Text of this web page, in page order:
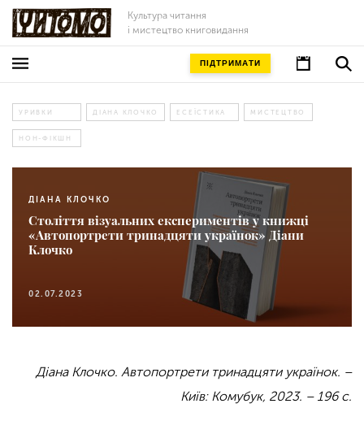
Культура читання
і мистецтво книговидання
ПІДТРИМАТИ
УРИВКИ ДІАНА КЛОЧКО ЕСЕЇСТИКА МИСТЕЦТВО
НОН-ФІКШН
ДІАНА КЛОЧКО
Століття візуальних експериментів у книжці
«Автопортрети тринадцяти українок» Діани
Клочко
02.07.2023
Діана Клочко. Автопортрети тринадцяти українок. –
Київ: Комубук, 2023. – 196 с.